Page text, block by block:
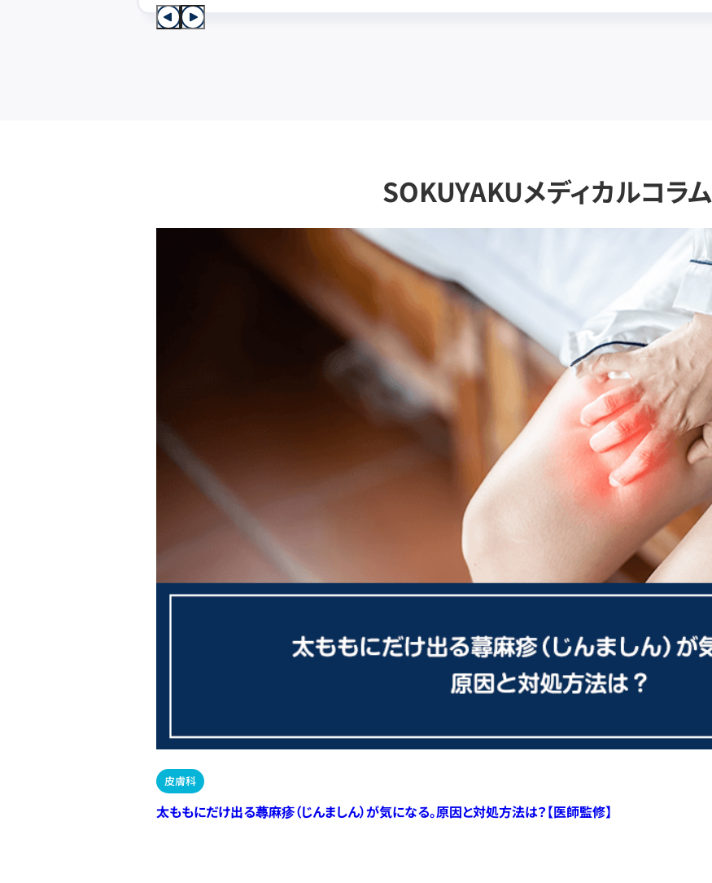
SOKUYAKUメディカルコラム
皮膚科
太ももにだけ出る蕁麻疹（じんましん）が気になる。原因と対処方法は？【医師監修】